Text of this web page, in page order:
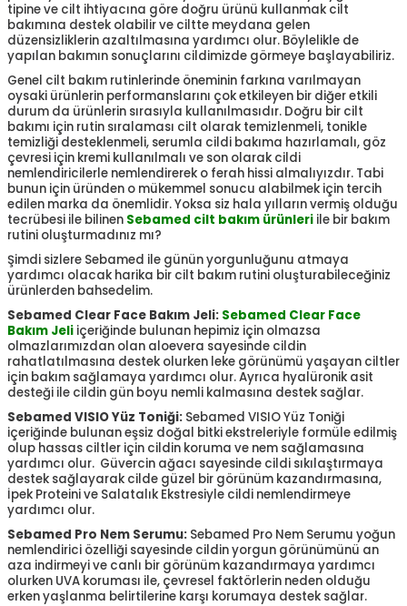
tipine ve cilt ihtiyacına göre doğru ürünü kullanmak cilt
bakımına destek olabilir ve ciltte meydana gelen
düzensizliklerin azaltılmasına yardımcı olur. Böylelikle de
yapılan bakımın sonuçlarını cildimizde görmeye başlayabiliriz.
Genel cilt bakım rutinlerinde öneminin farkına varılmayan
oysaki ürünlerin performanslarını çok etkileyen bir diğer etkili
durum da ürünlerin sırasıyla kullanılmasıdır. Doğru bir cilt
bakımı için rutin sıralaması cilt olarak temizlenmeli, tonikle
temizliği desteklenmeli, serumla cildi bakıma hazırlamalı, göz
çevresi için kremi kullanılmalı ve son olarak cildi
nemlendiricilerle nemlendirerek o ferah hissi almalıyızdır. Tabi
bunun için üründen o mükemmel sonucu alabilmek için tercih
edilen marka da önemlidir. Yoksa siz hala yılların vermiş olduğu
tecrübesi ile bilinen Sebamed cilt bakım ürünleri ile bir bakım
rutini oluşturmadınız mı?
Şimdi sizlere Sebamed ile günün yorgunluğunu atmaya
yardımcı olacak harika bir cilt bakım rutini oluşturabileceğiniz
ürünlerden bahsedelim.
Sebamed Clear Face Bakım Jeli: Sebamed Clear Face
Bakım Jeli içeriğinde bulunan hepimiz için olmazsa
olmazlarımızdan olan aloevera sayesinde cildin
rahatlatılmasına destek olurken leke görünümü yaşayan ciltler
için bakım sağlamaya yardımcı olur. Ayrıca hyalüronik asit
desteği ile cildin gün boyu nemli kalmasına destek sağlar.
Sebamed VISIO Yüz Toniği: Sebamed VISIO Yüz Toniği
içeriğinde bulunan eşsiz doğal bitki ekstreleriyle formüle edilmiş
olup hassas ciltler için cildin koruma ve nem sağlamasına
yardımcı olur. Güvercin ağacı sayesinde cildi sıkılaştırmaya
destek sağlayarak cilde güzel bir görünüm kazandırmasına,
İpek Proteini ve Salatalık Ekstresiyle cildi nemlendirmeye
yardımcı olur.
Sebamed Pro Nem Serumu: Sebamed Pro Nem Serumu yoğun
nemlendirici özelliği sayesinde cildin yorgun görünümünü an
aza indirmeyi ve canlı bir görünüm kazandırmaya yardımcı
olurken UVA koruması ile, çevresel faktörlerin neden olduğu
erken yaşlanma belirtilerine karşı korumaya destek sağlar.